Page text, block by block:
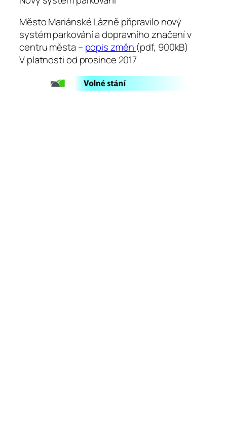
Město Mariánské Lázně připravilo nový
systém parkování a dopravního značení v
centru města – popis změn (pdf, 900kB)
V platnosti od prosince 2017